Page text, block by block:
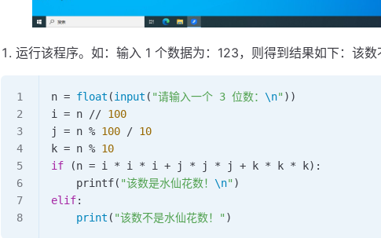
运行该程序。如：输入 1 个数据为：123，则得到结果如下：该数
n = float (input ( "请输入一个 3 位数： \n" ))
i = n // 100
j = n % 100 / 10
k = n % 10
if (n = i * i * i + j * j * j + k * k * k):
    printf
( "该数是水仙花数！ \n" )
elif:
    print
( "该数不是水仙花数！" )